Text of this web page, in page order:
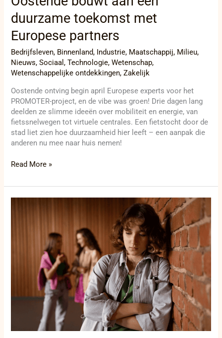
duurzame toekomst met
Europese partners
Bedrijfsleven, Binnenland, Industrie, Maatschappij, Milieu,
Nieuws,Sociaal,Technologie,Wetenschap,
Wetenschappelijke ontdekkingen,Zakelijk
Oostende ontving begin april Europese experts voor het
PROMOTER-project, en de vibe was groen! Drie dagen lang
deelden ze slimme ideeën over mobiliteit en energie, van
fietssnelwegen tot virtuele centrales. Een fietstocht door de
stad liet zien hoe duurzaamheid hier leeft – een aanpak die
anderen nu mee naar huis nemen!
Read More »
Gent:
opnieuw
in
gedwongen